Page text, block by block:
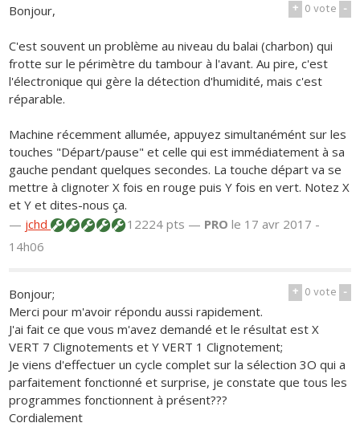
+ 0vote -
Bonjour,
C'est souvent un problème au niveau du balai (charbon) qui
frotte sur le périmètre du tambour à l'avant. Au pire, c'est
l'électronique qui gère la détection d'humidité, mais c'est
réparable.
Machine récemment allumée, appuyez simultanémént sur les
touches "Départ/pause" et celle qui est immédiatement à sa
gauche pendant quelques secondes. La touche départ va se
mettre à clignoter X fois en rouge puis Y fois en vert. Notez X
et Y et dites-nous ça.
— jchd 12224 pts — PRO le 17 avr 2017 -
14h06
+ 0vote -
Bonjour;
Merci pour m'avoir répondu aussi rapidement.
J'ai fait ce que vous m'avez demandé et le résultat est X
VERT 7 Clignotements et Y VERT 1 Clignotement;
Je viens d'effectuer un cycle complet sur la sélection 3O qui a
parfaitement fonctionné et surprise, je constate que tous les
programmes fonctionnent à présent???
Cordialement